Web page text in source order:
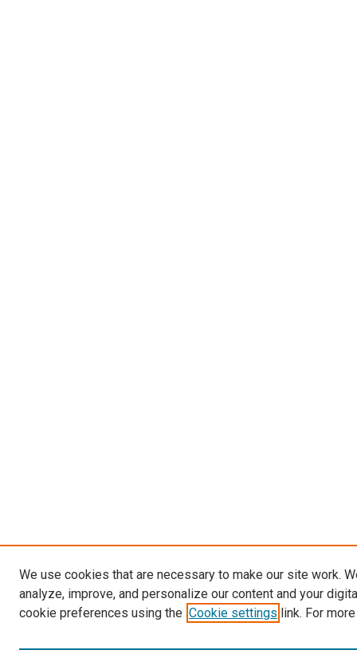
We use cookies that are necessary to make our site work.
analyze, improve, and personalize our content and your
cookie preferences using the Cookie settings link. For